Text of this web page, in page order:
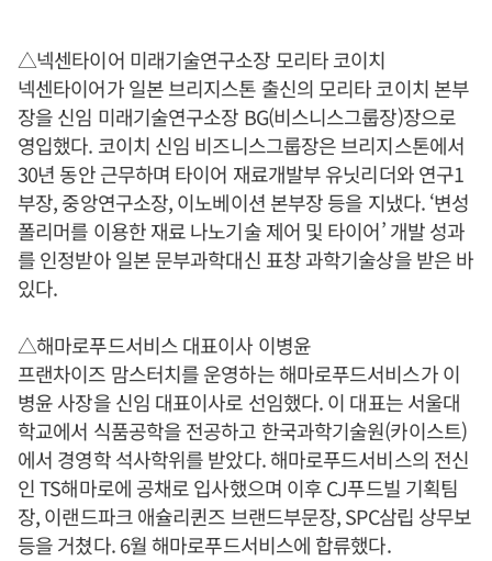
△넥센타이어 미래기술연구소장 모리타 코이치
넥센타이어가 일본 브리지스톤 출신의 모리타 코이치 본부
장을 신임 미래기술연구소장 BG(비스니스그룹장)장으로
영입했다. 코이치 신임 비즈니스그룹장은 브리지스톤에서
30년 동안 근무하며 타이어 재료개발부 유닛리더와 연구1
부장, 중앙연구소장, 이노베이션 본부장 등을 지냈다. ‘변성
폴리머를 이용한 재료 나노기술 제어 및 타이어’ 개발 성과
를 인정받아 일본 문부과학대신 표창 과학기술상을 받은 바
있다.
△해마로푸드서비스 대표이사 이병윤
프랜차이즈 맘스터치를 운영하는 해마로푸드서비스가 이
병윤 사장을 신임 대표이사로 선임했다. 이 대표는 서울대
학교에서 식품공학을 전공하고 한국과학기술원(카이스트)
에서 경영학 석사학위를 받았다. 해마로푸드서비스의 전신
인 TS해마로에 공채로 입사했으며 이후 CJ푸드빌 기획팀
장, 이랜드파크 애슐리퀸즈 브랜드부문장, SPC삼립 상무보
등을 거쳤다. 6월 해마로푸드서비스에 합류했다.